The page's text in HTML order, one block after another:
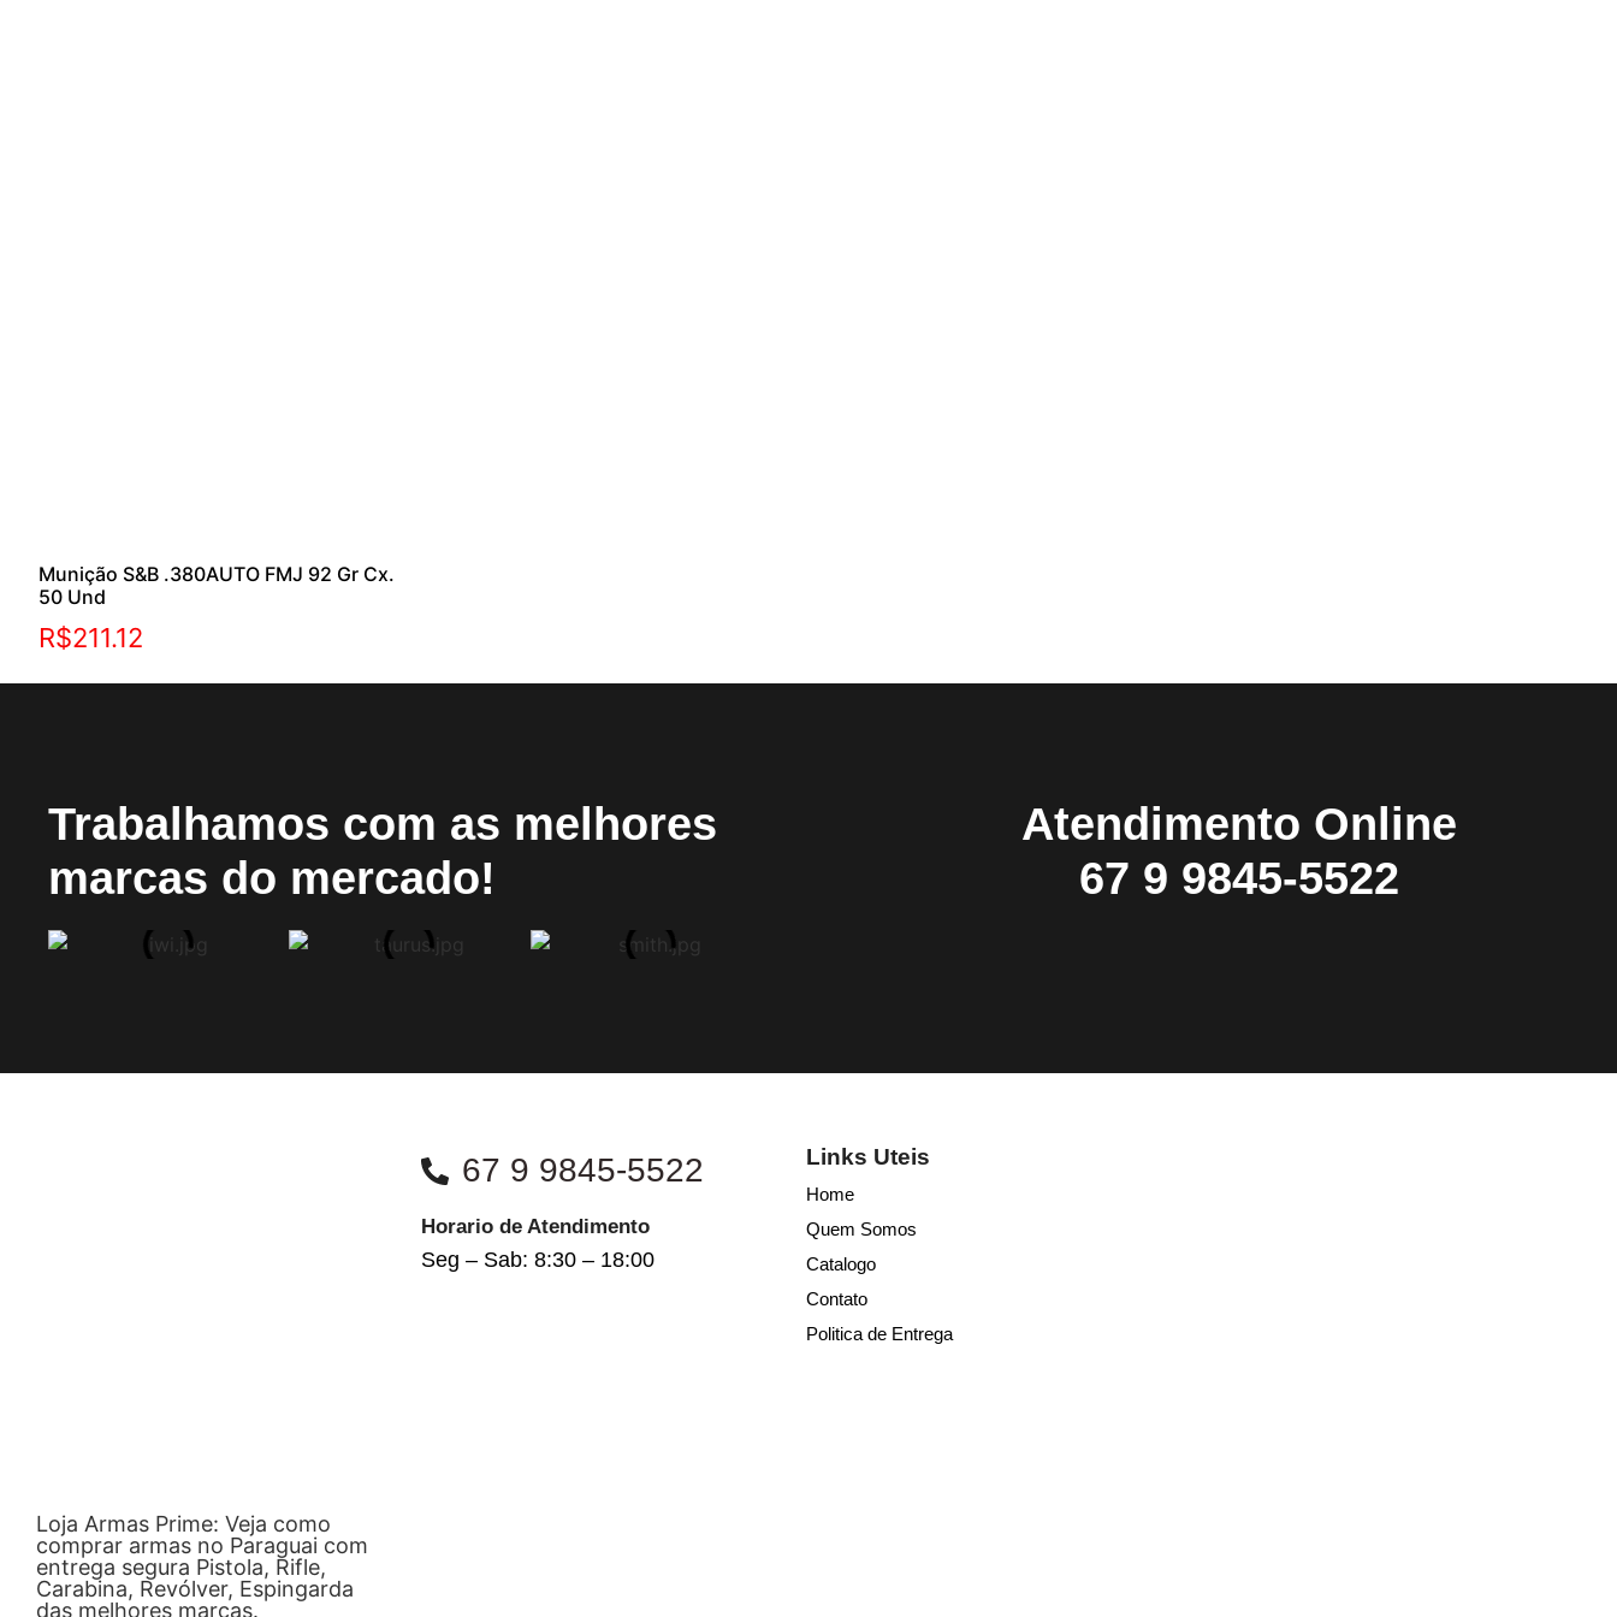
Munição S&B .380AUTO FMJ 92 Gr Cx.
50 Und
R$211.12
Trabalhamos com as melhores
marcas do mercado!
Atendimento Online
67 9 9845-5522
Loja Armas Prime: Veja como
comprar armas no Paraguai com
entrega segura Pistola, Rifle,
Carabina, Revólver, Espingarda
das melhores marcas.
67 9 9845-5522
Horario de Atendimento
Seg – Sab: 8:30 – 18:00
Links Uteis
Home
Quem Somos
Catalogo
Contato
Politica de Entrega